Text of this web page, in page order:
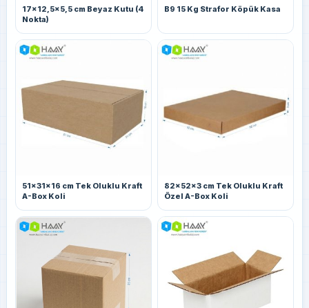
17x12,5x5,5 cm Beyaz Kutu (4
Nokta)
B9 15 Kg Strafor Köpük Kasa
51x31x16 cm Tek Oluklu Kraft
A-Box Koli
82x52x3 cm Tek Oluklu Kraft
Özel A-Box Koli